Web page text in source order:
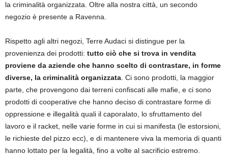
la criminalità organizzata. Oltre alla nostra città, un secondo
negozio è presente a Ravenna.
Rispetto agli altri negozi, Terre Audaci si distingue per la
provenienza dei prodotti: tutto ciò che si trova in vendita
proviene da aziende che hanno scelto di contrastare, in forme
diverse, la criminalità organizzata. Ci sono prodotti, la maggior
parte, che provengono dai terreni confiscati alle mafie, e ci sono
prodotti di cooperative che hanno deciso di contrastare forme di
oppressione e illegalità quali il caporalato, lo sfruttamento del
lavoro e il racket, nelle varie forme in cui si manifesta (le estorsioni,
le richieste del pizzo ecc), e di mantenere viva la memoria di quanti
hanno lottato per la legalità, fino a volte al sacrificio estremo.